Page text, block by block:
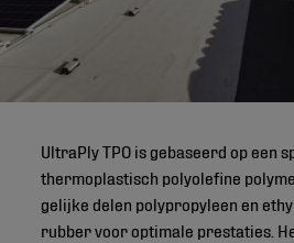
UltraPly TPO is gebaseerd op een
thermoplastisch polyolefine
gelijke delen polypropyleen en
rubber voor optimale prestaties.